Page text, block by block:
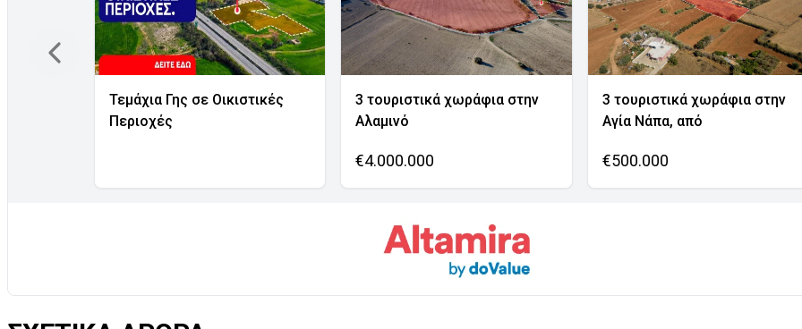
Τεμάχια Γης σε Οικιστικές
Περιοχές
3 τουριστικά χωράφια στην
Αλαμινό
€4.000.000
3 τουριστικά χωράφια στην
Αγία Νάπα, από
€500.000